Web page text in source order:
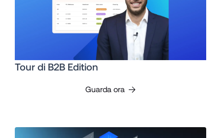
Tour di B2B Edition
Guarda ora